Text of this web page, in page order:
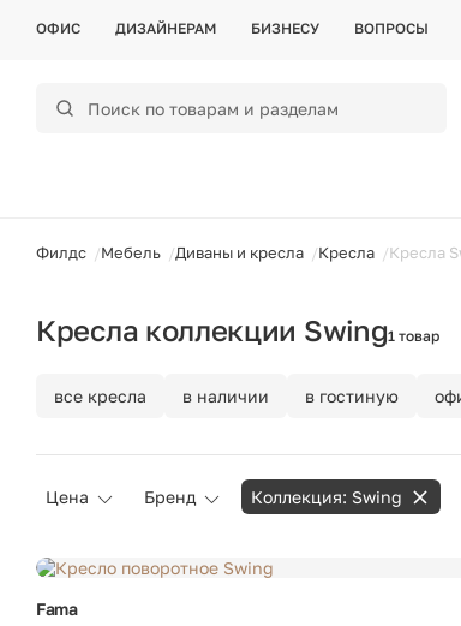
ОФИС ДИЗАЙНЕРАМ БИЗНЕСУ ВОПРОСЫ
Филдс Мебель Диваны и кресла Кресла Кресла
Кресла коллекции Swing1 товар
все кресла в наличии в гостиную
Цена Бренд Коллекция: Swing
Fama